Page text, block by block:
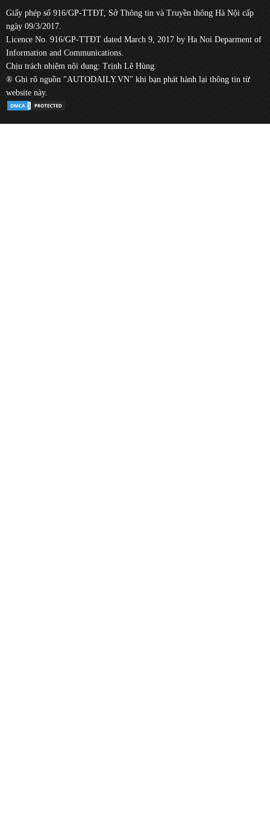
Giấy phép số 916/GP-TTĐT, Sở Thông tin và Truyền thông Hà Nội cấp
ngày 09/3/2017.
Licence No. 916/GP-TTĐT dated March 9, 2017 by Ha Noi Deparment of
Information and Communications.
Chịu trách nhiệm nội dung: Trịnh Lê Hùng.
® Ghi rõ nguồn "AUTODAILY.VN" khi bạn phát hành lại thông tin từ
website này.